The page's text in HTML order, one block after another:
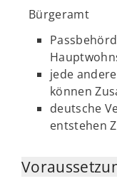
Bürgeramt
jede
können
deutsche
entstehen